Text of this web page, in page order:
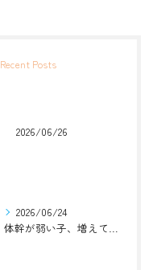
Recent Posts
2026/06/26
2026/06/24
体幹が弱い子、増えています。英語ジムナスティックで楽しく解決！